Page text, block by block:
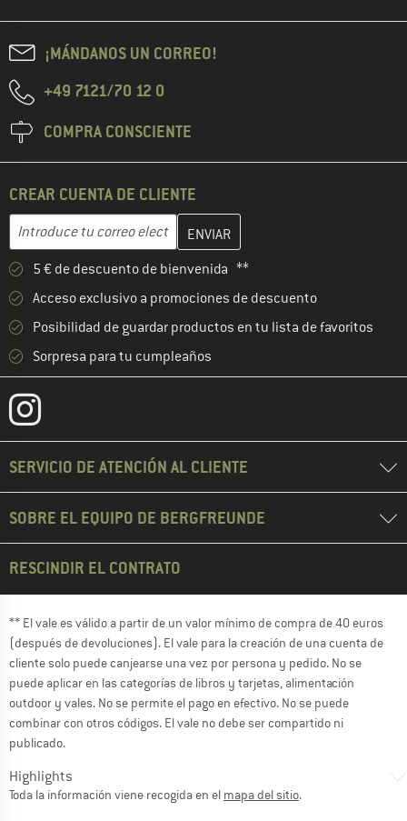
¡MÁNDANOS UN CORREO!
+49 7121/70 12 0
COMPRA CONSCIENTE
CREAR CUENTA DE CLIENTE
Introduce tu correo electrónico...
Introduce aquí tu dirección de correo electrónico y crea tu
5 € de descuento de bienvenida **
Acceso exclusivo a promociones de descuento
Posibilidad de guardar productos en tu lista de favoritos
Sorpresa para tu cumpleaños
SERVICIO DE ATENCIÓN AL CLIENTE
SOBRE EL EQUIPO DE BERGFREUNDE
RESCINDIR EL CONTRATO
** El vale es válido a partir de un valor mínimo de compra de 40 euros
(después de devoluciones). El vale para la creación de una cuenta de
cliente solo puede canjearse una vez por persona y pedido. No se
puede aplicar en las categorías de libros y tarjetas, alimentación
outdoor y vales. No se permite el pago en efectivo. No se puede
combinar con otros códigos. El vale no debe ser compartido ni
publicado.
Highlights
Toda la información viene recogida en el mapa del sitio.